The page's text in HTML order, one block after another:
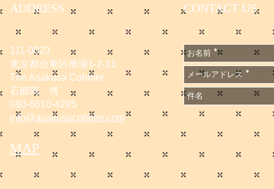
ADDRESS CONTACT US
111-0023
東京都台東区橋場1-2-11
The Asakusa Cobbler
石郷岡 博
080-6610-4295
info@asakusacobbler.com
MAP